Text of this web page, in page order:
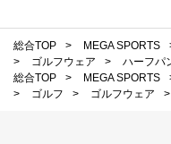
総合TOP > MEGA SPORTS
>
ゴルフウェア > ハーフパ
総合TOP
> MEGA SPORTS
>
ゴルフ > ゴルフウェア >